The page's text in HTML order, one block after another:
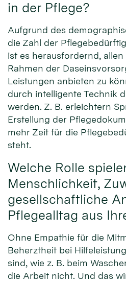
in der Pflege?
Aufgrund des
die Zahl der
ist es herausfordernd,
Rahmen der
Leistungen anbieten zu
durch intelligente Technik
werden. Z. B. erleichtern
Erstellung der
mehr Zeit für die
steht.
Welche Rolle
Menschlichkeit,
gesellschaftliche
Pflegealltag aus
Ohne Empathie für die
Beherztheit bei
sind, wie z. B. beim
die Arbeit nicht. Und das